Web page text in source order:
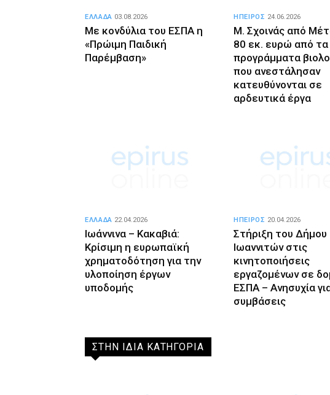
Με κονδύλια του ΕΣΠΑ η
«Πρώιμη Παιδική
Παρέμβαση»
ΕΛΛΑΔΑ 03.08.2026
Μ. Σχοινάς από
80 εκ. ευρώ από τα
προγράμματα
που ανεστάλησαν
κατευθύνονται σε
αρδευτικά έργα
ΗΠΕΙΡΟΣ 24.06.2026
Ιωάννινα – Κακαβιά:
Κρίσιμη η ευρωπαϊκή
χρηματοδότηση για την
υλοποίηση έργων
υποδομής
ΕΛΛΑΔΑ 22.04.2026
Στήριξη του Δήμου
Ιωαννιτών στις
κινητοποιήσεις
εργαζομένων σε
ΕΣΠΑ – Ανησυχία
συμβάσεις
ΗΠΕΙΡΟΣ 20.04.2026
ΣΤΗΝ ΙΔΙΑ ΚΑΤΗΓΟΡΙΑ